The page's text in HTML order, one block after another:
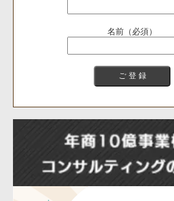
名前（必須）